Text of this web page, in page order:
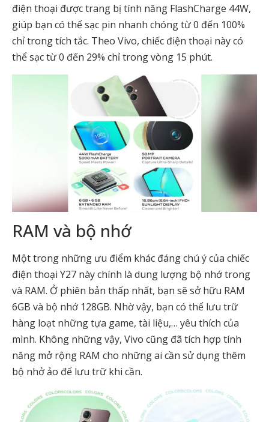
điện thoại được trang bị tính năng FlashCharge 44W,
giúp bạn có thể sạc pin nhanh chóng từ 0 đến 100%
chỉ trong tích tắc. Theo Vivo, chiếc điện thoại này có
thể sạc từ 0 đến 29% chỉ trong vòng 15 phút.
RAM và bộ nhớ
Một trong những ưu điểm khác đáng chú ý của chiếc
điện thoại Y27 này chính là dung lượng bộ nhớ trong
và RAM. Ở phiên bản thấp nhất, bạn sẽ sở hữu RAM
6GB và bộ nhớ 128GB. Nhờ vậy, bạn có thể lưu trữ
hàng loạt những tựa game, tài liệu,… yêu thích của
mình. Không những vậy, Vivo cũng đã tích hợp tính
năng mở rộng RAM cho những ai cần sử dụng thêm
bộ nhở ảo để lưu trữ khi cần.